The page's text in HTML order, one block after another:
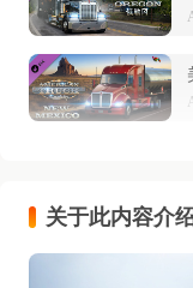
关于此内容介